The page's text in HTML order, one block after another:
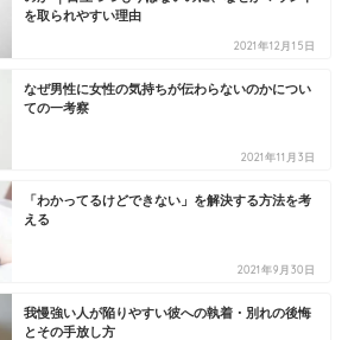
を取られやすい理由
2021年12月15日
なぜ男性に女性の気持ちが伝わらないのかについ
ての一考察
2021年11月3日
「わかってるけどできない」を解決する方法を考
える
2021年9月30日
我慢強い人が陥りやすい彼への執着・別れの後悔
とその手放し方